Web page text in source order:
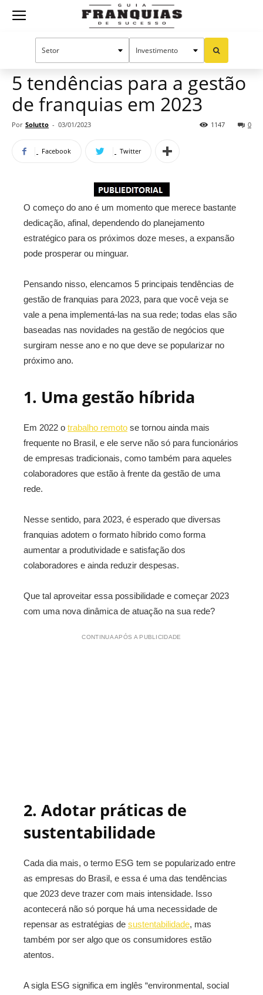
Guia
Manual do sucesso Publieditorial
5 tendências para a gestão
de franquias em 2023
Por Solutto - 03/01/2023 0
1147
Facebook Twitter
O começo do ano é um momento que merece bastante
dedicação, afinal, dependendo do planejamento
estratégico para os próximos doze meses, a expansão
pode prosperar ou minguar.
Pensando nisso, elencamos 5 principais tendências de
gestão de franquias para 2023, para que você veja se
vale a pena implementá-las na sua rede; todas elas são
baseadas nas novidades na gestão de negócios que
surgiram nesse ano e no que deve se popularizar no
próximo ano.
1. Uma gestão híbrida
Em 2022 o trabalho remoto se tornou ainda mais
frequente no Brasil, e ele serve não só para funcionários
de empresas tradicionais, como também para aqueles
colaboradores que estão à frente da gestão de uma
rede.
Nesse sentido, para 2023, é esperado que diversas
franquias adotem o formato híbrido como forma
aumentar a produtividade e satisfação dos
colaboradores e ainda reduzir despesas.
Que tal aproveitar essa possibilidade e começar 2023
com uma nova dinâmica de atuação na sua rede?
CONTINUA APÓS A PUBLICIDADE
2. Adotar práticas de
sustentabilidade
Cada dia mais, o termo ESG tem se popularizado entre
as empresas do Brasil, e essa é uma das tendências
que 2023 deve trazer com mais intensidade. Isso
acontecerá não só porque há uma necessidade de
repensar as estratégias de sustentabilidade, mas
também por ser algo que os consumidores estão
atentos.
A sigla ESG significa em inglês “environmental, social